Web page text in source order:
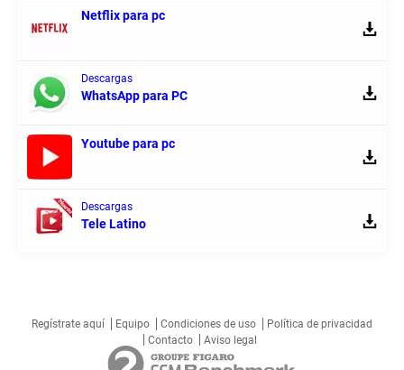
Netflix para pc
Descargas
WhatsApp para PC
Youtube para pc
Descargas
Tele Latino
Regístrate aquí Equipo Condiciones de uso
Política de privacidad
Contacto
Aviso legal